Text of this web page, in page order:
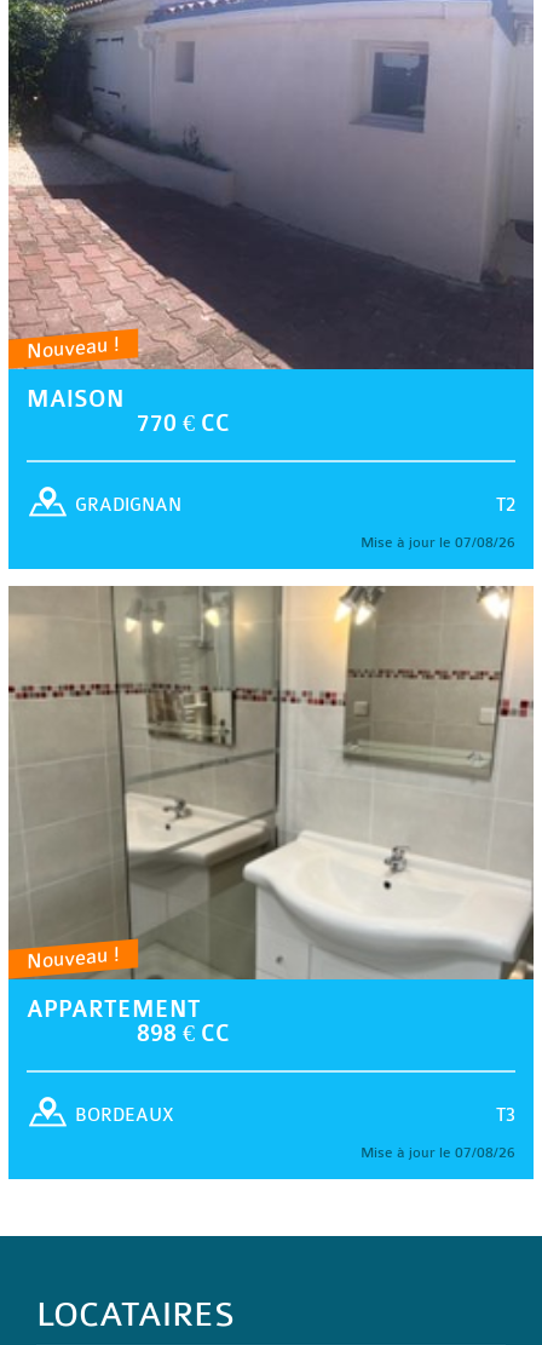
Nouveau !
MAISON
770 € CC
T2
GRADIGNAN
Mise à jour le 07/08/26
Nouveau !
APPARTEMENT
898 € CC
T3
BORDEAUX
Mise à jour le 07/08/26
LOCATAIRES